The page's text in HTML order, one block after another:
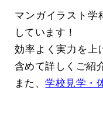
マンガイラスト学
しています！
効率よく実力を上
含めて詳しくご紹
また、学校見学・